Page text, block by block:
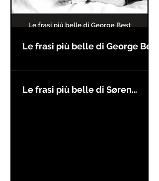
Le frasi più belle di George Best
Le frasi più belle di Søren